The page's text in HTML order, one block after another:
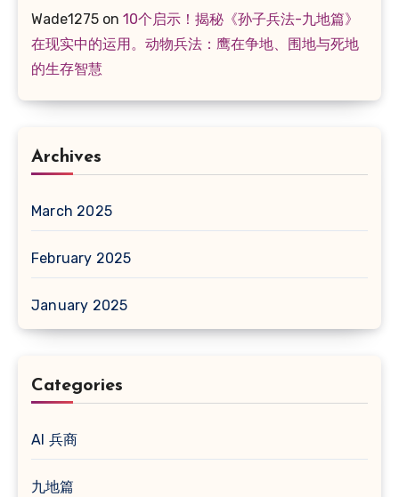
Wade1275 on 10个启示！揭秘《孙子兵法-九地篇》
在现实中的运用。动物兵法：鹰在争地、围地与死地
的生存智慧
Archives
March 2025
February 2025
January 2025
Categories
AI 兵商
九地篇